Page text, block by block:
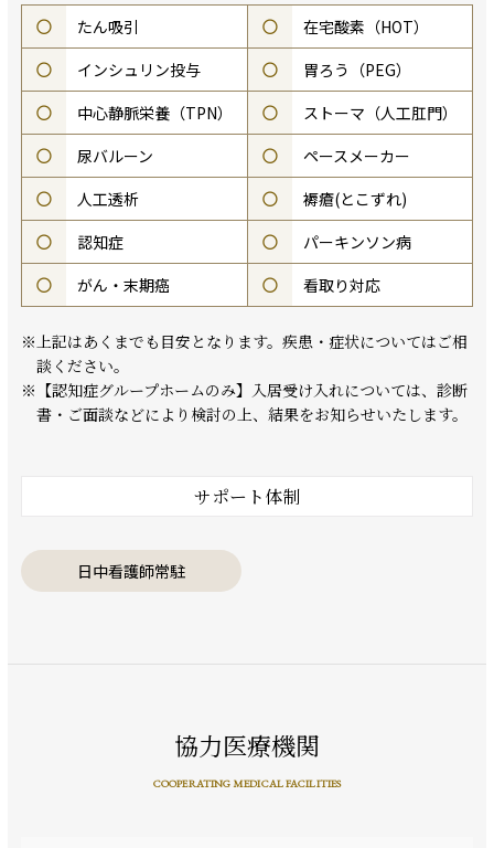
○ たん吸引 ○
在宅酸素（HOT）
○
インシュリン投与 ○
胃ろう（PEG）
○
中心静脈栄養（TPN） ○
ストーマ（人工肛門）
○
尿バルーン ○
ペースメーカー
○
人工透析 ○
褥瘡(とこずれ)
○
認知症 ○
パーキンソン病
○
がん・末期癌 ○ 看取り対応
※上記はあくまでも目安となります。疾患・症状についてはご相
談ください。
※【認知症グループホームのみ】入居受け入れについては、診断
書・ご面談などにより検討の上、結果をお知らせいたします。
サポート体制
日中看護師常駐
協力医療機関
COOPERATING MEDICAL FACILITIES